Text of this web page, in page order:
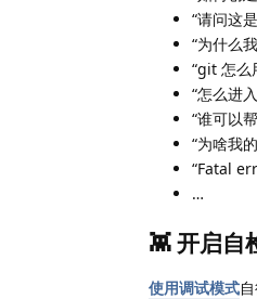
“请问这
“为什么
“git 怎么
“怎么进
“谁可以
“为啥我
“Fatal
…
👾 开启自
使用调试模式